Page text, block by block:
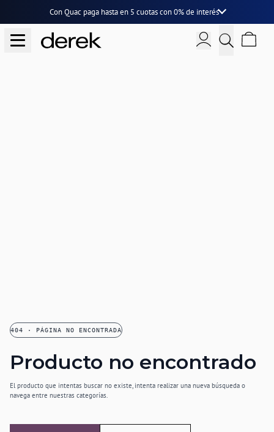
Con Quac paga hasta en 5 cuotascon0% de interés
404 · PÁGINA NO ENCONTRADA
Producto no encontrado
El producto que intentas buscar no existe, intenta realizar una nueva búsqueda o
navega entre nuestras categorías.